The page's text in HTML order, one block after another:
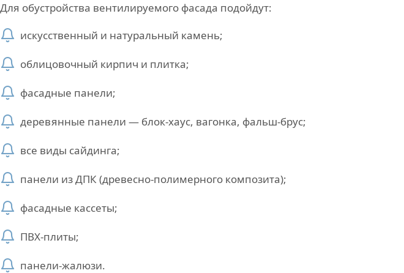
Для обустройства вентилируемого фасада подойдут:
искусственный и натуральный камень;
облицовочный кирпич и плитка;
фасадные панели;
деревянные панели — блок-хаус, вагонка, фальш-брус;
все виды сайдинга;
панели из ДПК (древесно-полимерного композита);
фасадные кассеты;
ПВХ-плиты;
панели-жалюзи.